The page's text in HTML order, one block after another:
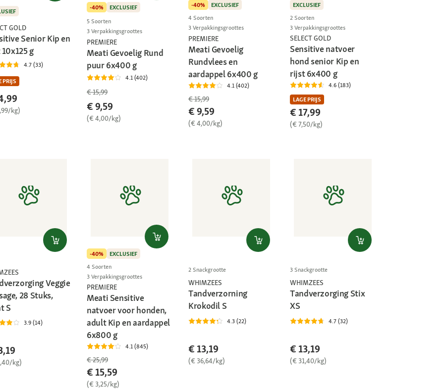
GOLD
Senior Kip en
g
4.7 (33)
PRIJS
kg)
-40%
EXCLUSIEF
5 Soorten
3 Verpakkingsgroottes
PREMIERE
Meati Gevoelig Rund
puur 6x400 g
4.1 (402)
€ 15,99
€ 9,59
(€ 4,00/kg)
-40%
EXCLUSIEF
4 Soorten
3 Verpakkingsgroottes
PREMIERE
Meati Gevoelig
Rundvlees en
aardappel 6x400 g
4.1 (402)
€ 15,99
€ 9,59
(€ 4,00/kg)
EXCLUSIEF
2 Soorten
3 Verpakkingsgroottes
SELECT GOLD
Sensitive natvoer
hond senior Kip en
rijst 6x400 g
4.6 (183)
LAGE PRIJS
€ 17,99
(€ 7,50/kg)
Veggie
28 Stuks,
S
3.9 (14)
kg)
-40%
EXCLUSIEF
4 Soorten
3 Verpakkingsgroottes
PREMIERE
Meati Sensitive
natvoer voor honden,
adult Kip en aardappel
6x800 g
4.1 (845)
€ 25,99
€ 15,59
(€ 3,25/kg)
2 Snackgrootte
WHIMZEES
Tandverzorning
Krokodil S
4.3 (22)
€ 13,19
(€ 36,64/kg)
3 Snackgrootte
WHIMZEES
Tandverzorging Stix
XS
4.7 (32)
€ 13,19
(€ 31,40/kg)